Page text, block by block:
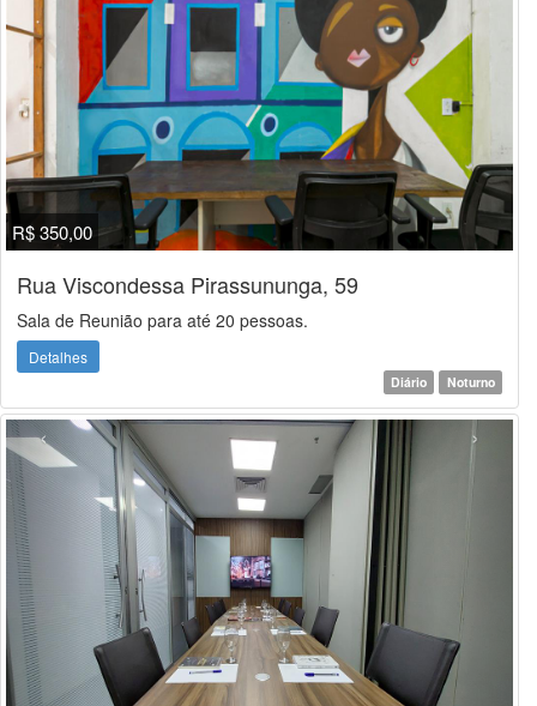
R$ 350,00
Rua Viscondessa Pirassununga, 59
Sala de Reunião para até 20 pessoas.
Detalhes
Diário Noturno
‹ ›